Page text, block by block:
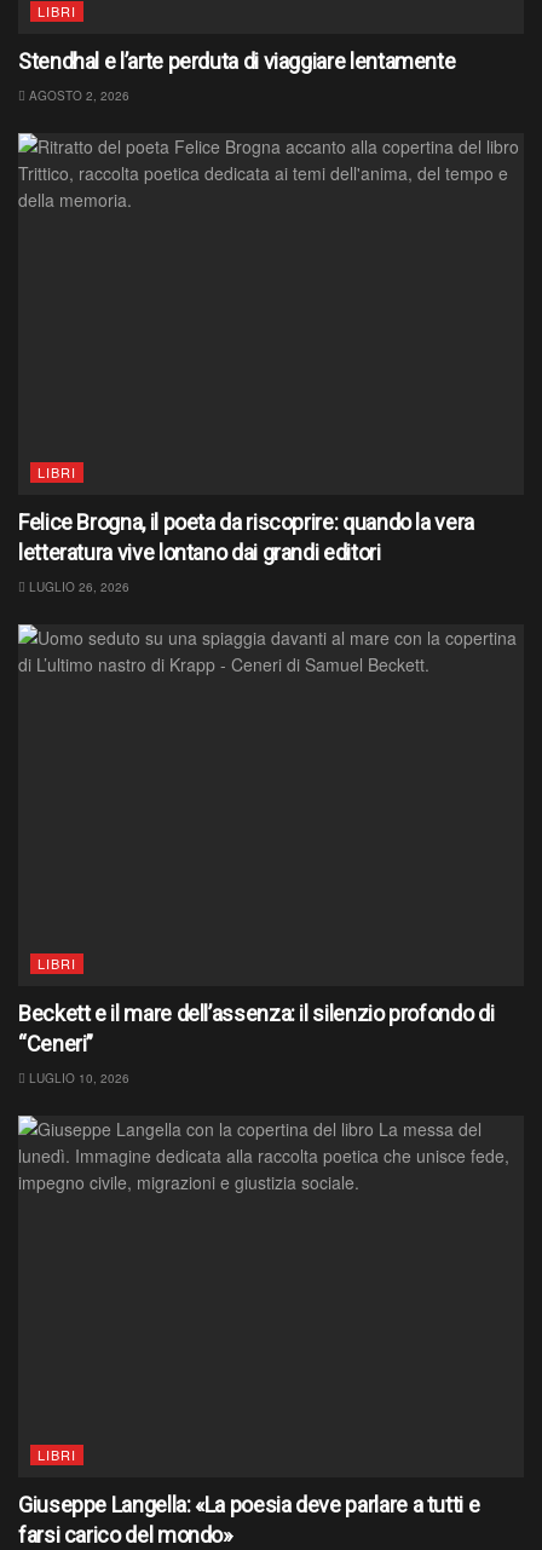
LIBRI
Stendhal e l’arte perduta di viaggiare lentamente
AGOSTO 2, 2026
LIBRI
Felice Brogna, il poeta da riscoprire: quando la vera
letteratura vive lontano dai grandi editori
LUGLIO 26, 2026
LIBRI
Beckett e il mare dell’assenza: il silenzio profondo di
“Ceneri”
LUGLIO 10, 2026
LIBRI
Giuseppe Langella: «La poesia deve parlare a tutti e
farsi carico del mondo»